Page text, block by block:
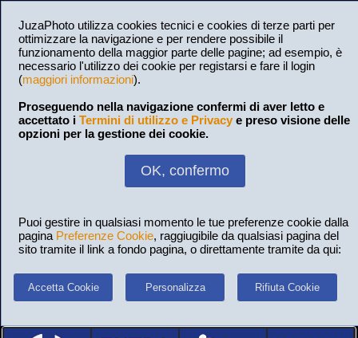
JuzaPhoto utilizza cookies tecnici e cookies di terze parti per
ottimizzare la navigazione e per rendere possibile il
funzionamento della maggior parte delle pagine; ad esempio, è
necessario l'utilizzo dei cookie per registarsi e fare il login
(maggiori informazioni).
Proseguendo nella navigazione confermi di aver letto e
accettato i Termini di utilizzo e Privacy e preso visione delle
opzioni per la gestione dei cookie.
OK, confermo
Puoi gestire in qualsiasi momento le tue preferenze cookie dalla
pagina Preferenze Cookie, raggiugibile da qualsiasi pagina del
sito tramite il link a fondo pagina, o direttamente tramite da qui:
Accetta Cookie Personalizza Rifiuta Cookie